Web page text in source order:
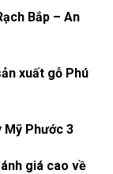
Bắp – An
xuất gỗ Phú
Mỹ Phước 3
giá cao về